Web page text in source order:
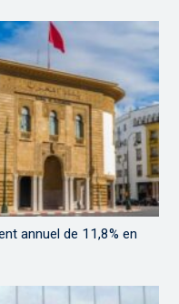
annuel de 11,8% en